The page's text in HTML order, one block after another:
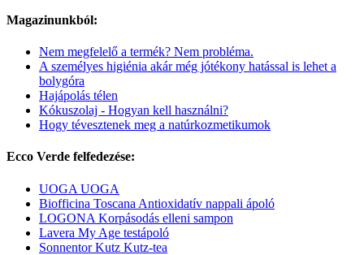
Magazinunkból:
Nem megfelelő a termék? Nem probléma.
A személyes higiénia akár még jótékony hatással is lehet a
bolygóra
Hajápolás télen
Kókuszolaj - Hogyan kell használni?
Hogy tévesztenek meg a natúrkozmetikumok
Ecco Verde felfedezése:
UOGA UOGA
Biofficina Toscana Antioxidatív nappali ápoló
LOGONA Korpásodás elleni sampon
Lavera My Age testápoló
Sonnentor Kutz Kutz-tea